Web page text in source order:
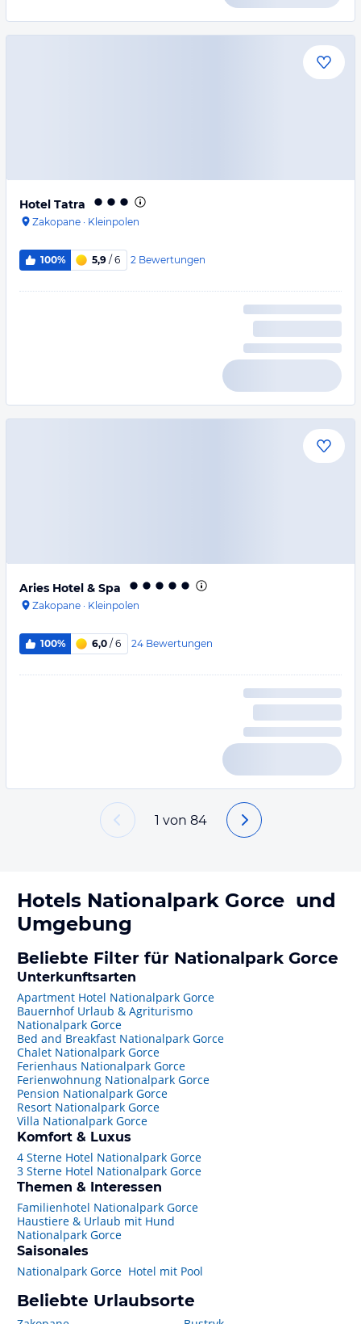
Hotel Tatra
Zakopane · Kleinpolen
100% 5,9 / 6 2 Bewertungen
Aries Hotel & Spa
Zakopane · Kleinpolen
100% 6,0 / 6 24 Bewertungen
1 von 84
Hotels Nationalpark Gorce und
Umgebung
Beliebte Filter für Nationalpark Gorce
Unterkunftsarten
Apartment Hotel Nationalpark Gorce
Bauernhof Urlaub & Agriturismo
Nationalpark Gorce
Bed and Breakfast Nationalpark Gorce
Chalet Nationalpark Gorce
Ferienhaus Nationalpark Gorce
Ferienwohnung Nationalpark Gorce
Pension Nationalpark Gorce
Resort Nationalpark Gorce
Villa Nationalpark Gorce
Komfort & Luxus
4 Sterne Hotel Nationalpark Gorce
3 Sterne Hotel Nationalpark Gorce
Themen & Interessen
Familienhotel Nationalpark Gorce
Haustiere & Urlaub mit Hund
Nationalpark Gorce
Saisonales
Nationalpark Gorce Hotel mit Pool
Beliebte Urlaubsorte